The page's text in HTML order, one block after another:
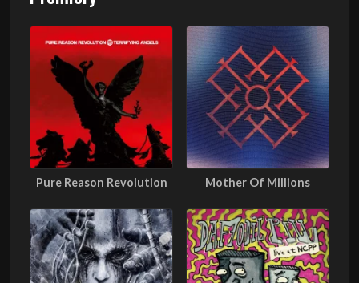
Pure Reason Revolution Mother Of Millions